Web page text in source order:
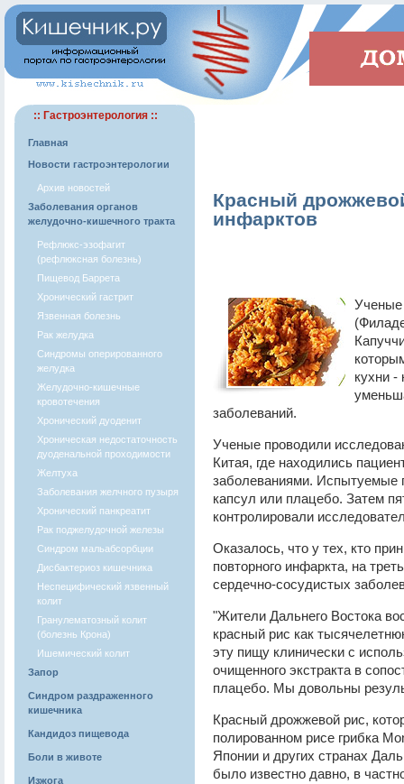
:: Гастроэнтерология ::
Главная
Новости гастроэнтерологии
Архив новостей
Заболевания органов
желудочно-кишечного тракта
Рефлюкс-эзофагит
(рефлюксная болезнь)
Пищевод Баррета
Хронический гастрит
Язвенная болезнь
Рак желудка
Синдромы оперированного
желудка
Желудочно-кишечные
кровотечения
Хронический дуоденит
Хроническая недостаточность
дуоденальной проходимости
Желтуха
Заболевания желчного пузыря
Хронический панкреатит
Рак поджелудочной железы
Синдром мальабсорбции
Дисбактериоз кишечника
Неспецифический язвенный
колит
Гранулематозный колит
(болезнь Крона)
Ишемический колит
Запор
Синдром раздраженного
кишечника
Кандидоз пищевода
Боли в животе
Изжога
Красный
инфарктов
Ученые
кухни -
заболеваний.
Ученые проводили
Китая, где находились
заболеваниями. Испытуемые
капсул или плацебо. Затем
контролировали
Оказалось, что у тех, кто
повторного инфаркта, на
сердечно-сосудистых
"Жители Дальнего Востока
красный рис как
эту пищу клинически с
очищенного экстракта в
плацебо. Мы довольны
Красный дрожжевой рис,
полированном рисе грибка
Японии и других странах
было известно давно, в